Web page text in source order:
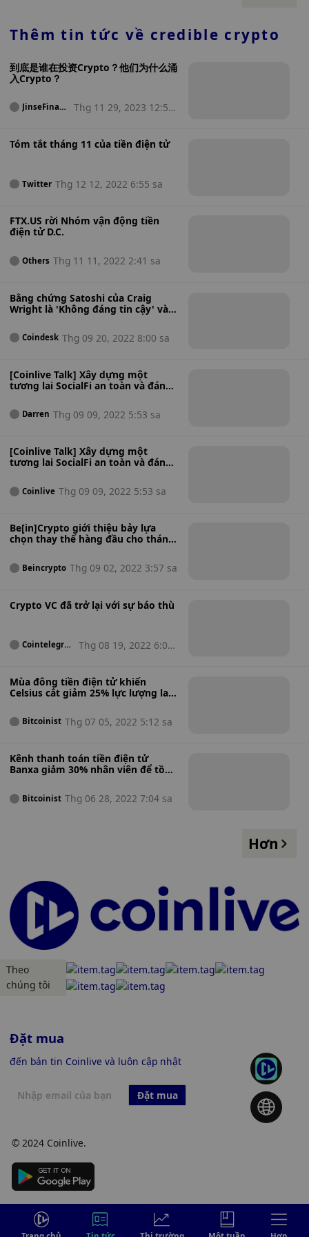
phần giáo dục và cố vấn của chương trình CSS, những
người tham gia sẽ nhận được 500.000 đô la tài trợ hạt
vào ngày 6 tháng 3 năm 2023 và kéo dài 12 tuần, với các
nhóm trực tiếp ở Los Angeles, CA và các ứng dụng hiện
Thêm tin tức về credible crypto
到底是谁在投资Crypto？他们为什么涌
入Crypto？
JinseFinanc
Thg 11 29, 2023 12:56
Tóm tắt tháng 11 của tiền điện tử
Twitter Thg 12 12, 2022 6:55 sa
FTX.US rời Nhóm vận động tiền
điện tử D.C.
Others Thg 11 11, 2022 2:41 sa
Bằng chứng Satoshi của Craig
Wright là 'Không đáng tin cậy' và
Coindesk Thg 09 20, 2022 8:00 sa
[Coinlive Talk] Xây dựng một
tương lai SocialFi an toàn và đáng
Darren Thg 09 09, 2022 5:53 sa
[Coinlive Talk] Xây dựng một
tương lai SocialFi an toàn và đáng
Coinlive Thg 09 09, 2022 5:53 sa
Be[in]Crypto giới thiệu bảy lựa
chọn thay thế hàng đầu cho tháng
Beincrypto Thg 09 02, 2022 3:57 sa
Crypto VC đã trở lại với sự báo thù
Cointelegrap
Thg 08 19, 2022 6:07
Mùa đông tiền điện tử khiến
Celsius cắt giảm 25% lực lượng lao
Bitcoinist Thg 07 05, 2022 5:12 sa
Kênh thanh toán tiền điện tử
Banxa giảm 30% nhân viên để tồn
Bitcoinist Thg 06 28, 2022 7:04 sa
Hơn
Theo
chúng tôi
Đặt mua
đến bản tin Coinlive và luôn cập nhật
Đặt mua
© 2024 Coinlive.